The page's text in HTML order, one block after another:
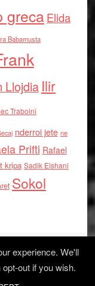
grecaElida
Babamusta
Llojdia Ilir
Traboini
nderroi jete ne
Prifti Rafael
kripa Sadik Elshani
Sokol
experience. We'll
out if you wish.